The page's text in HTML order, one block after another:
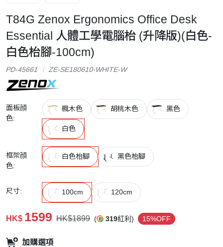
T84G Zenox Ergonomics Office Desk
Essential 人體工學電腦枱 (升降版)(白色-
白色枱腳-100cm)
PD-45661 ZE-SE180610-WHITE-W
面板顔
色:
楓木色 胡桃木色 黑色
白色
框架顔
色:
白色枱腳 黑色枱腳
尺寸: 100cm 120cm
HK$ 1599 HK$1899 ( 319紅利) 15%OFF
加購選項